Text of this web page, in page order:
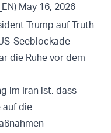
May 16, 2026
Trump auf Truth
Seeblockade
die Ruhe vor dem
im Iran ist, dass
auf die